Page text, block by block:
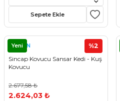
Sepete Ekle
Yeni
LEAVEN
Sincap Kovucu Sansar Kedi - Kuş
Kovucu
%2
2.677,58 ₺
2.624,03 ₺